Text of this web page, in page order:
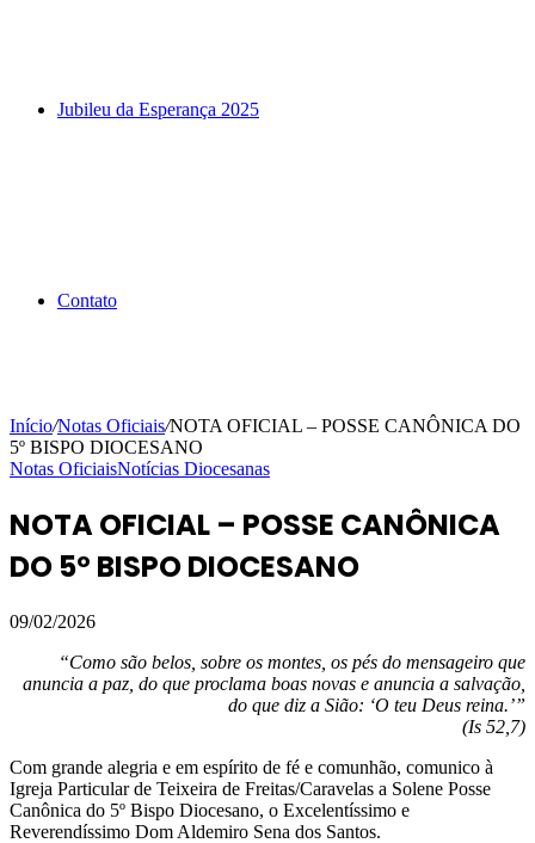
Jubileu da Esperança 2025
Contato
Início/Notas Oficiais/NOTA OFICIAL – POSSE CANÔNICA DO
5º BISPO DIOCESANO
Notas OficiaisNotícias Diocesanas
NOTA OFICIAL – POSSE CANÔNICA
DO 5º BISPO DIOCESANO
09/02/2026
“Como são belos, sobre os montes, os pés do mensageiro que
anuncia a paz, do que proclama boas novas e anuncia a salvação,
do que diz a Sião: ‘O teu Deus reina.’”
(Is 52,7)
Com grande alegria e em espírito de fé e comunhão, comunico à
Igreja Particular de Teixeira de Freitas/Caravelas a Solene Posse
Canônica do 5º Bispo Diocesano, o Excelentíssimo e
Reverendíssimo Dom Aldemiro Sena dos Santos.